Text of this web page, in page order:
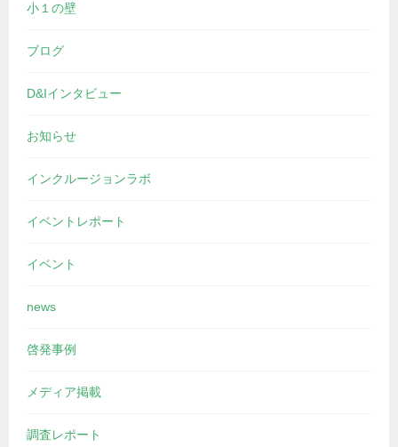
小１の壁
ブログ
D&Iインタビュー
お知らせ
インクルージョンラボ
イベントレポート
イベント
news
啓発事例
メディア掲載
調査レポート